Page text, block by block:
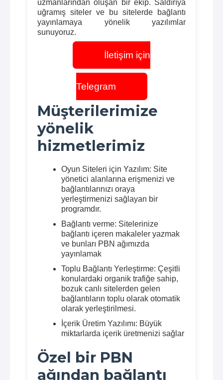
uzmanlarından oluşan bir ekip. Saldırıya
uğramış siteler ve bu sitelerde bağlantı
yayınlamaya yönelik yazılımlar
sunuyoruz.
İletişim için
Telegram
Müşterilerimize
yönelik
hizmetlerimiz
Oyun Siteleri için Yazılım: Site
yönetici alanlarına erişmenizi ve
bağlantılarınızı oraya
yerleştirmenizi sağlayan bir
programdır.
Bağlantı verme: Sitelerinize
bağlantı içeren makaleler yazmak
ve bunları PBN ağımızda
yayınlamak
Toplu Bağlantı Yerleştirme: Çeşitli
konulardaki organik trafiğe sahip,
bozuk canlı sitelerden gelen
bağlantıların toplu olarak otomatik
olarak yerleştirilmesi.
İçerik Üretim Yazılımı: Büyük
miktarlarda içerik üretmenizi sağlar
Özel bir PBN
ağından bağlantı